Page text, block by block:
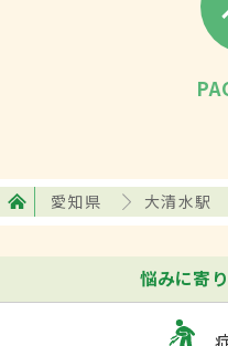
愛知県 大清水駅
悩みに寄